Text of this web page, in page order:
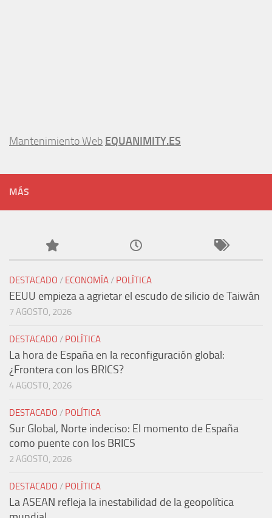
Mantenimiento Web EQUANIMITY.ES
MÁS
DESTACADO / ECONOMÍA/ POLÍTICA
EEUU empieza a agrietar el escudo de silicio de Taiwán
7 AGOSTO, 2026
DESTACADO / POLÍTICA
La hora de España en la reconfiguración global:
¿Frontera con los BRICS?
4 AGOSTO, 2026
DESTACADO / POLÍTICA
Sur Global, Norte indeciso: El momento de España
como puente con los BRICS
2 AGOSTO, 2026
DESTACADO / POLÍTICA
La ASEAN refleja la inestabilidad de la geopolítica